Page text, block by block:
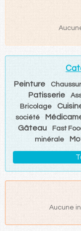
Peinture
Patisserie
Bricolage
société
Gâteau
Fast
minérale
Aucune